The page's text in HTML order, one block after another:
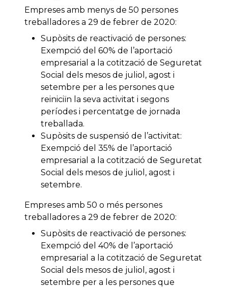
Empreses amb menys de 50 persones
treballadores a 29 de febrer de 2020:
Supòsits de reactivació de persones:
Exempció del 60% de l’aportació
empresarial a la cotització de Seguretat
Social dels mesos de juliol, agost i
setembre per a les persones que
reiniciïn la seva activitat i segons
períodes i percentatge de jornada
treballada.
Supòsits de suspensió de l’activitat:
Exempció del 35% de l’aportació
empresarial a la cotització de Seguretat
Social dels mesos de juliol, agost i
setembre.
Empreses amb 50 o més persones
treballadores a 29 de febrer de 2020:
Supòsits de reactivació de persones:
Exempció del 40% de l’aportació
empresarial a la cotització de Seguretat
Social dels mesos de juliol, agost i
setembre per a les persones que